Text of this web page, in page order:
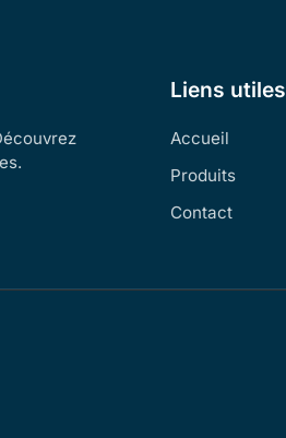
Liens utiles
Accueil
Produits
Contact